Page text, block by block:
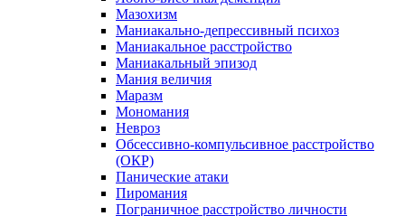
Мазохизм
Маниакально-депрессивный психоз
Маниакальное расстройство
Маниакальный эпизод
Мания величия
Маразм
Мономания
Невроз
Обсессивно-компульсивное расстройство
(ОКР)
Панические атаки
Пиромания
Пограничное расстройство личности